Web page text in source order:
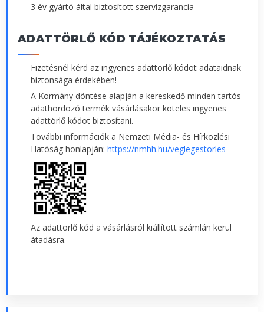
3 év gyártó által biztosított szervizgarancia
ADATTÖRLŐ KÓD TÁJÉKOZTATÁS
Fizetésnél kérd az ingyenes adattörlő kódot adataidnak
biztonsága érdekében!
A Kormány döntése alapján a kereskedő minden tartós
adathordozó termék vásárlásakor köteles ingyenes
adattörlő kódot biztosítani.
További információk a Nemzeti Média- és Hírközlési
Hatóság honlapján: https://nmhh.hu/veglegestorles
Az adattörlő kód a vásárlásról kiállított számlán kerül
átadásra.